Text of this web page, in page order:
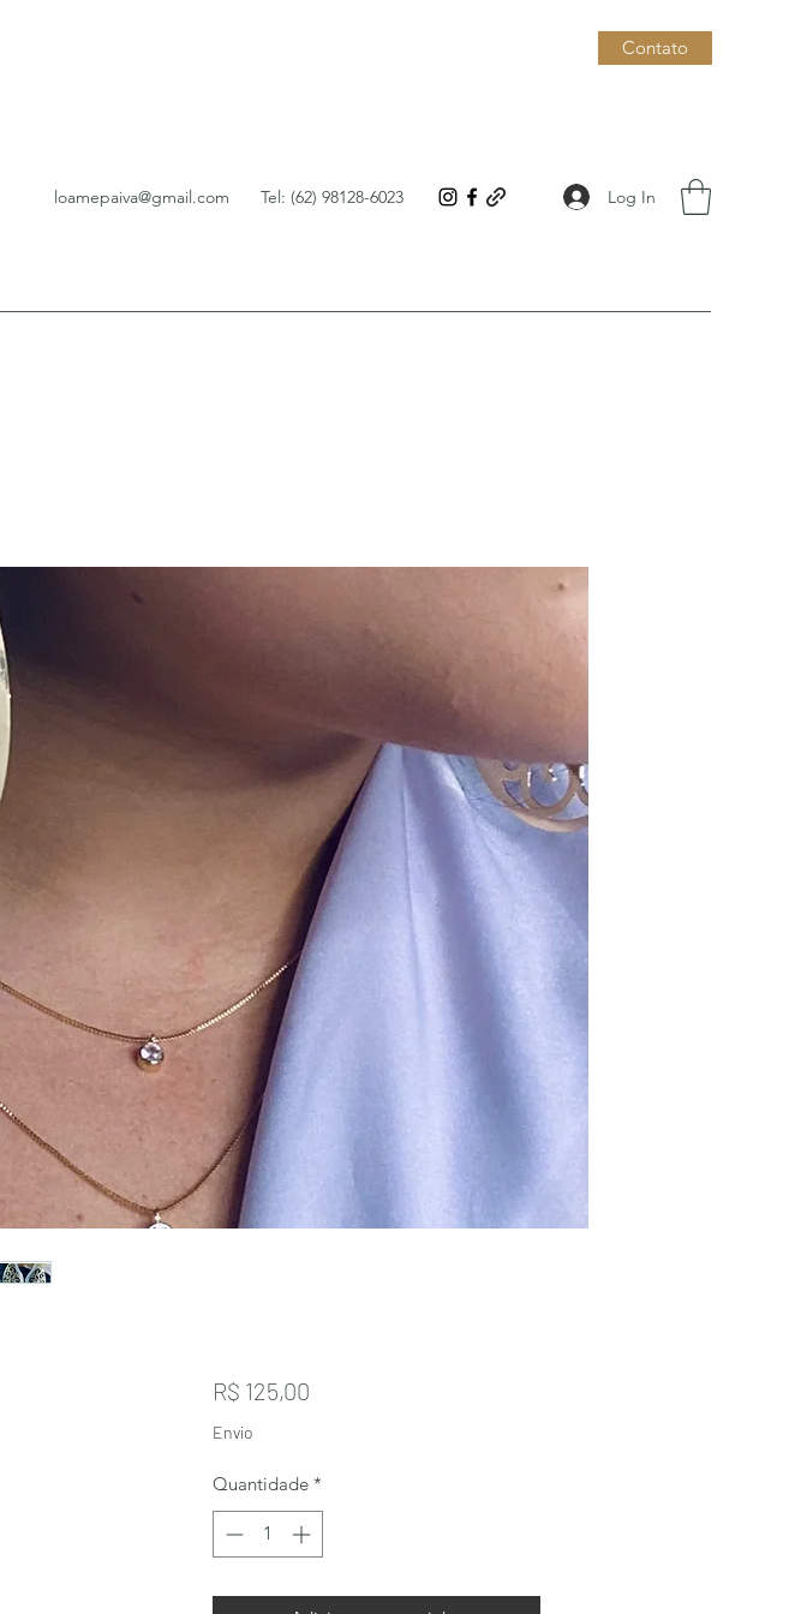
Contato
loamepaiva@gmail.com Tel: (62) 98128-6023 Log In
R$ 125,00Preço
Envio
Quantidade *